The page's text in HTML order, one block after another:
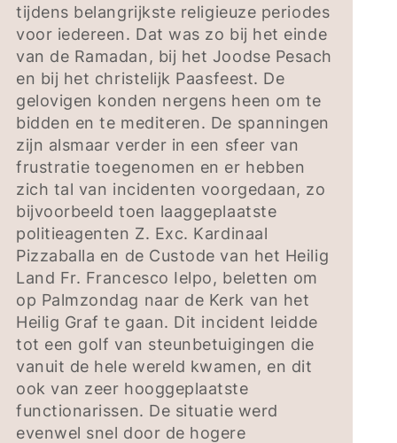
tijdens belangrijkste religieuze periodes
voor iedereen. Dat was zo bij het einde
van de Ramadan, bij het Joodse Pesach
en bij het christelijk Paasfeest. De
gelovigen konden nergens heen om te
bidden en te mediteren. De spanningen
zijn alsmaar verder in een sfeer van
frustratie toegenomen en er hebben
zich tal van incidenten voorgedaan, zo
bijvoorbeeld toen laaggeplaatste
politieagenten Z. Exc. Kardinaal
Pizzaballa en de Custode van het Heilig
Land Fr. Francesco Ielpo, beletten om
op Palmzondag naar de Kerk van het
Heilig Graf te gaan. Dit incident leidde
tot een golf van steunbetuigingen die
vanuit de hele wereld kwamen, en dit
ook van zeer hooggeplaatste
functionarissen. De situatie werd
evenwel snel door de hogere